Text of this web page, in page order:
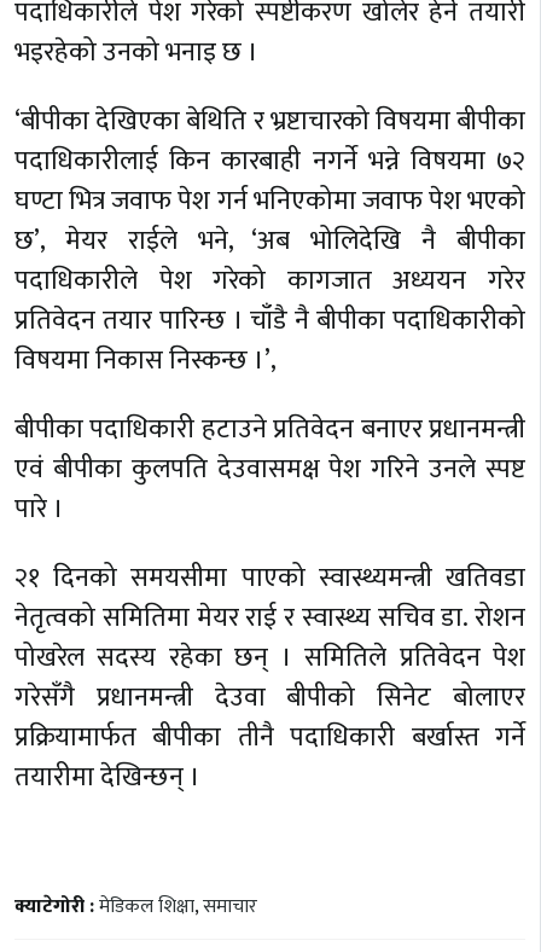
पदाधिकारीले पेश गरेको स्पष्टीकरण खोलेर हेर्ने तयारी
भइरहेको उनको भनाइ छ ।
‘बीपीका देखिएका बेथिति र भ्रष्टाचारको विषयमा बीपीका
पदाधिकारीलाई किन कारबाही नगर्ने भन्ने विषयमा ७२
घण्टा भित्र जवाफ पेश गर्न भनिएकोमा जवाफ पेश भएको
छ’, मेयर राईले भने, ‘अब भोलिदेखि नै बीपीका
पदाधिकारीले पेश गरेको कागजात अध्ययन गरेर
प्रतिवेदन तयार पारिन्छ । चाँडै नै बीपीका पदाधिकारीको
विषयमा निकास निस्कन्छ ।’,
बीपीका पदाधिकारी हटाउने प्रतिवेदन बनाएर प्रधानमन्त्री
एवं बीपीका कुलपति देउवासमक्ष पेश गरिने उनले स्पष्ट
पारे ।
२१ दिनको समयसीमा पाएको स्वास्थ्यमन्त्री खतिवडा
नेतृत्वको समितिमा मेयर राई र स्वास्थ्य सचिव डा. रोशन
पोखरेल सदस्य रहेका छन् । समितिले प्रतिवेदन पेश
गरेसँगै प्रधानमन्त्री देउवा बीपीको सिनेट बोलाएर
प्रक्रियामार्फत बीपीका तीनै पदाधिकारी बर्खास्त गर्ने
तयारीमा देखिन्छन् ।
क्याटेगोरी :मेडिकल शिक्षा,समाचार